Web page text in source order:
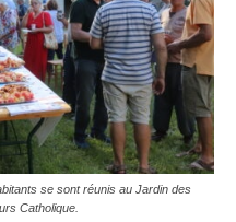
se sont réunis au Jardin des
Catholique.